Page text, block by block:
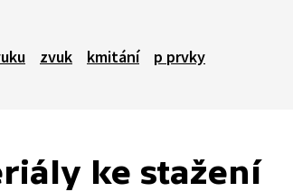
zvuk kmitání p prvky
ke stažení